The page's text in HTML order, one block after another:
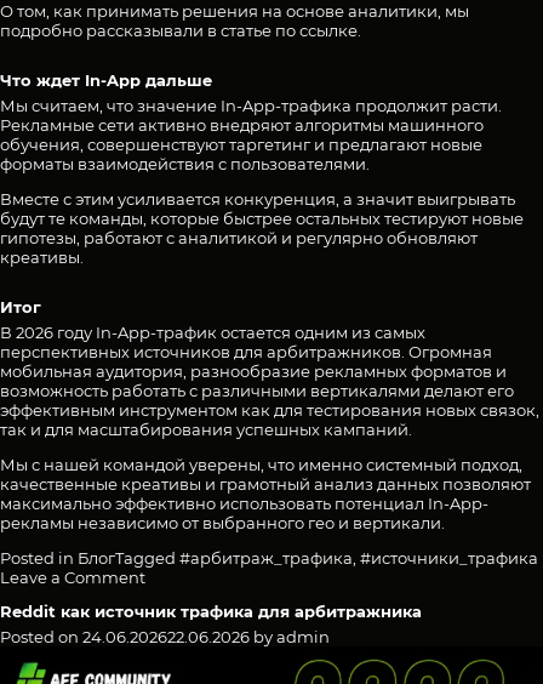
О том, как принимать решения на основе аналитики, мы
подробно рассказывали в статье по ссылке
Что ждет In-App дальше
Мы считаем, что значение In-App-трафика продолжит расти.
Рекламные сети активно внедряют алгоритмы машинного
обучения, совершенствуют таргетинг и предлагают новые
форматы взаимодействия с пользователями.
Вместе с этим усиливается конкуренция, а значит выигрывать
будут те команды, которые быстрее остальных тестируют новые
гипотезы, работают с аналитикой и регулярно обновляют
креативы.
Итог
В 2026 году In-App-трафик остается одним из самых
перспективных источников для арбитражников. Огромная
мобильная аудитория, разнообразие рекламных форматов и
возможность работать с различными вертикалями делают его
эффективным инструментом как для тестирования новых связок,
так и для масштабирования успешных кампаний.
Мы с нашей командой уверены, что именно системный подход,
качественные креативы и грамотный анализ данных позволяют
максимально эффективно использовать потенциал In-App-
рекламы независимо от выбранного гео и вертикали.
Posted in БлогTagged #арбитраж_трафика #источники_трафика
Leave a Commenton
App
трафик
2026
Reddit как источник трафика для арбитражника
Posted on 24.06.202622.06.2026 byadmin